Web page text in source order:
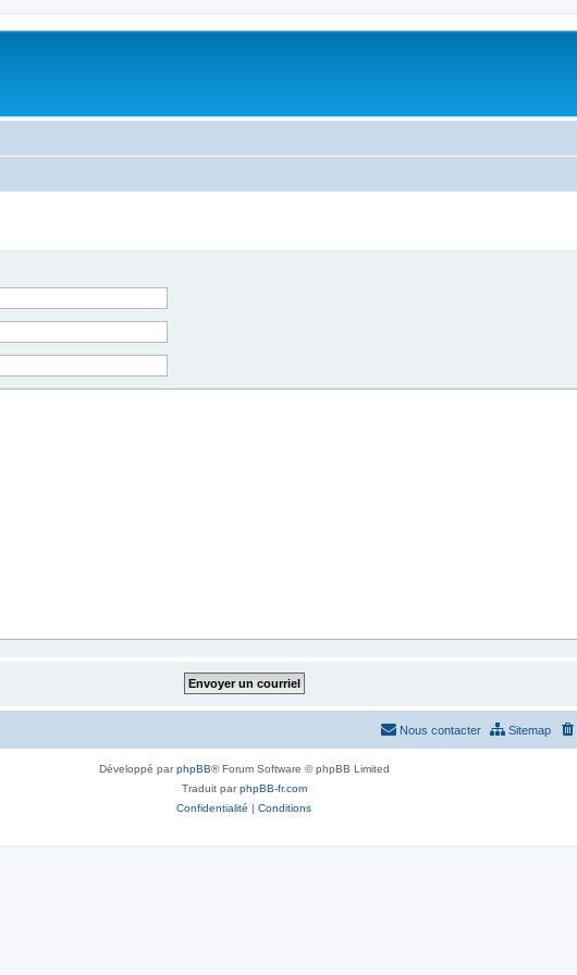
Sitemap
Nous contacter
Développé parphpBB® Forum Software © phpBB Limited
Traduit parphpBB-fr.com
Confidentialité | Conditions